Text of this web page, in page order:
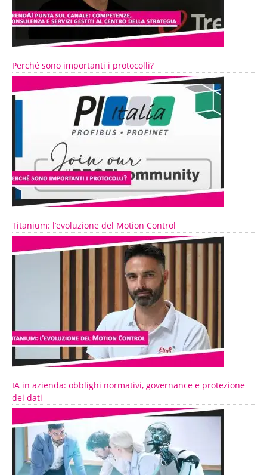
Perché sono importanti i protocolli?
Titanium: l’evoluzione del Motion Control
IA in azienda: obblighi normativi, governance e protezione
dei dati